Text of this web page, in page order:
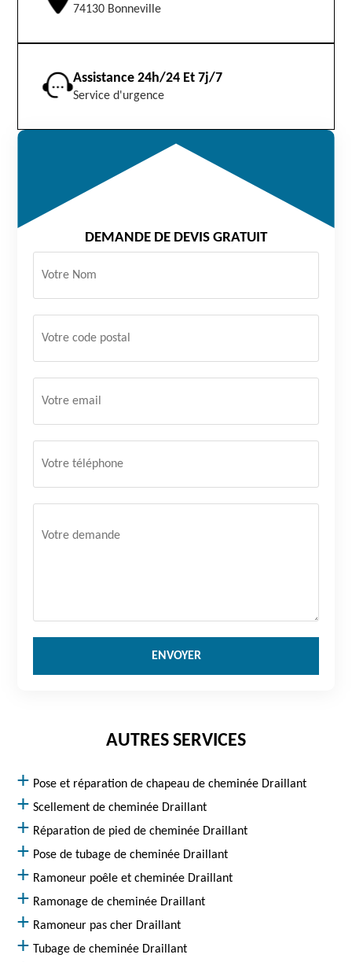
74130 Bonneville
Assistance 24h/24 Et 7j/7
Service d'urgence
DEMANDE DE DEVIS GRATUIT
AUTRES SERVICES
Pose et réparation de chapeau de cheminée Draillant
Scellement de cheminée Draillant
Réparation de pied de cheminée Draillant
Pose de tubage de cheminée Draillant
Ramoneur poêle et cheminée Draillant
Ramonage de cheminée Draillant
Ramoneur pas cher Draillant
Tubage de cheminée Draillant